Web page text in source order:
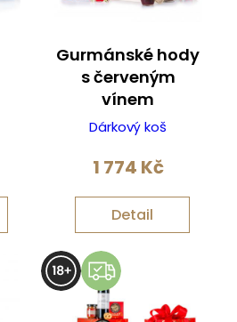
Gurmánské hody
s červeným
vínem
Dárkový koš
1 774 Kč
Detail